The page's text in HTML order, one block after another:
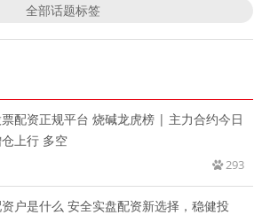
全部话题标签
配资正规平台 烧碱龙虎榜 | 主力合约今日
上行 多空
293
户是什么 安全实盘配资新选择，稳健投